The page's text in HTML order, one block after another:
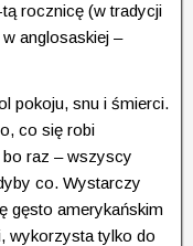
rocznicę (w tradycji
anglosaskiej –
pokoju, snu i śmierci.
co się robi
raz – wszyscy
co. Wystarczy
gęsto amerykańskim
wykorzysta tylko do